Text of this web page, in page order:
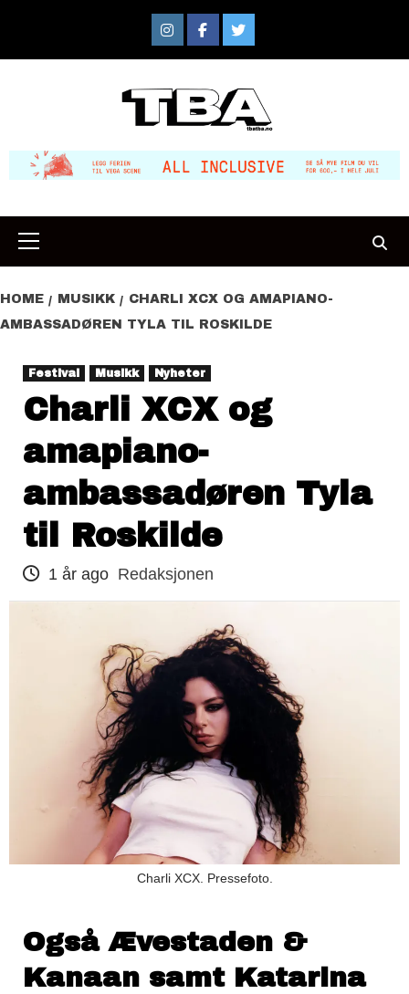
content
InstagramFacebook
Twitter
Primary
Menu
HOME MUSIKK
CHARLI XCX OG AMAPIANO-
AMBASSADØREN TYLA TIL ROSKILDE
Festival Musikk Nyheter
Charli XCX og
amapiano-
ambassadøren Tyla
til Roskilde
1 år ago Redaksjonen
Charli XCX. Pressefoto.
Også Ævestaden &
Kanaan samt Katarina